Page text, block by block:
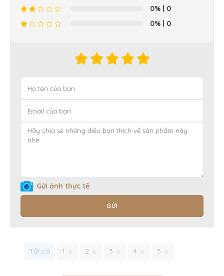
0% | 0
0% | 0
Gửi ảnh thực tế
GỬI
Tất cả 1 2 3 4 5